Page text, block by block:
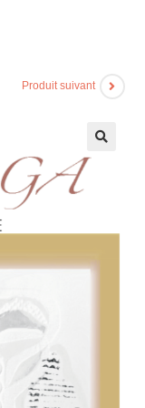
Produit suivant